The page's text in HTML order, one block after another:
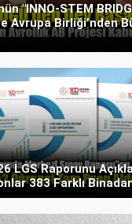
"INNO-STEM
Avrupa Birliği’nden
LGS Raporunu
383 Farklı Binadan